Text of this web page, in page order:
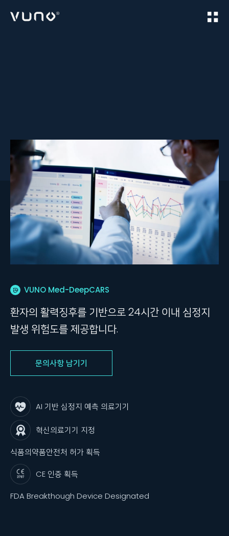
VUNO Med-DeepCARS
환자의 활력징후를 기반으로 24시간 이내 심정지
발생 위험도를 제공합니다.
문의사항 남기기
AI 기반 심정지 예측 의료기기
혁신의료기기 지정
식품의약품안전처 허가 획득
CE 인증 획득
FDA Breakthough Device Designated